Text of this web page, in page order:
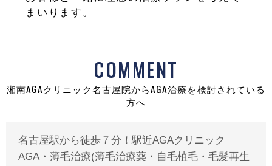
まいります。
COMMENT
湘南AGAクリニック名古屋院からAGA治療を検討されている
方へ
名古屋駅から徒歩７分！駅近AGAクリニック
AGA・薄毛治療(薄毛治療薬・自毛植毛・毛髪再生